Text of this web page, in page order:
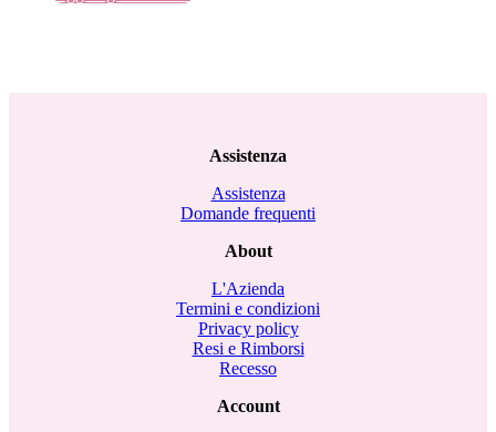
Assistenza
Assistenza
Domande frequenti
About
L'Azienda
Termini e condizioni
Privacy policy
Resi e Rimborsi
Recesso
Account